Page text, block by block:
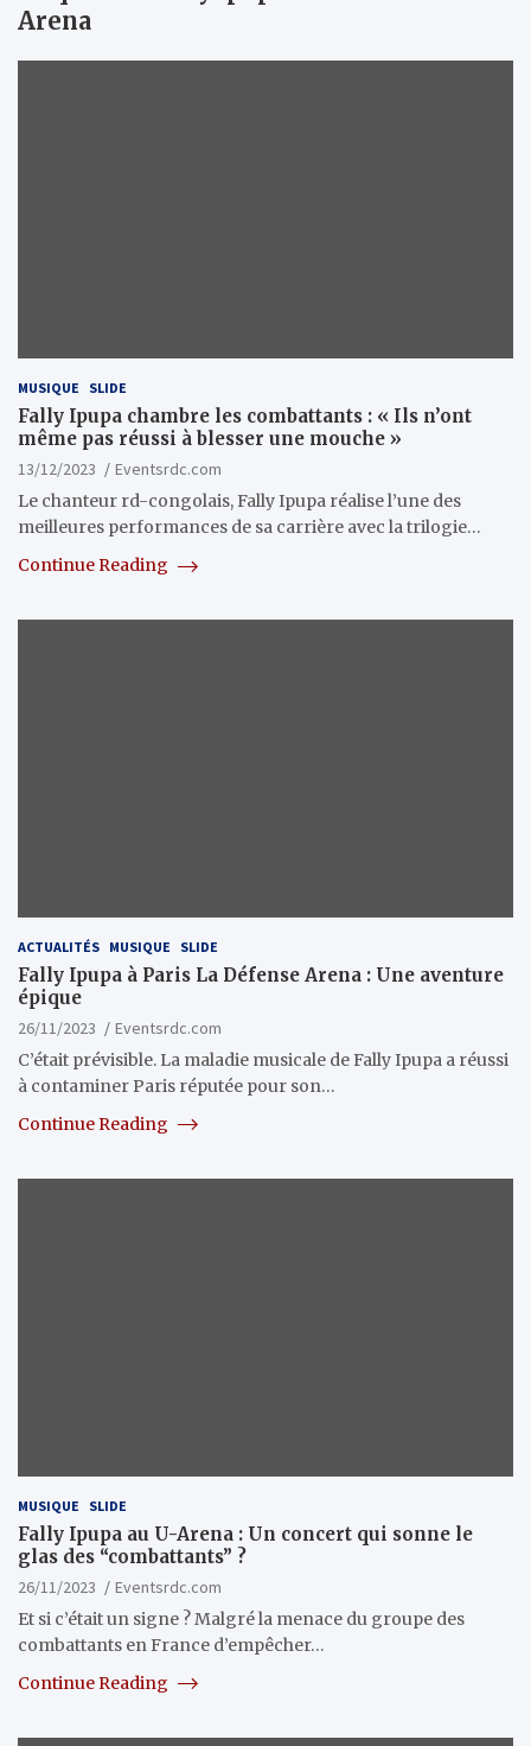
Arena
MUSIQUE SLIDE
Fally Ipupa chambre les combattants : « Ils n’ont
même pas réussi à blesser une mouche »
13/12/2023
Eventsrdc.com
Le chanteur rd-congolais, Fally Ipupa réalise l’une des
meilleures performances de sa carrière avec la trilogie…
Continue Reading
ACTUALITÉS MUSIQUE SLIDE
Fally Ipupa à Paris La Défense Arena : Une aventure
épique
26/11/2023
Eventsrdc.com
C’était prévisible. La maladie musicale de Fally Ipupa a réussi
à contaminer Paris réputée pour son…
Continue Reading
MUSIQUE SLIDE
Fally Ipupa au U-Arena : Un concert qui sonne le
glas des “combattants” ?
26/11/2023
Eventsrdc.com
Et si c’était un signe ? Malgré la menace du groupe des
combattants en France d’empêcher…
Continue Reading